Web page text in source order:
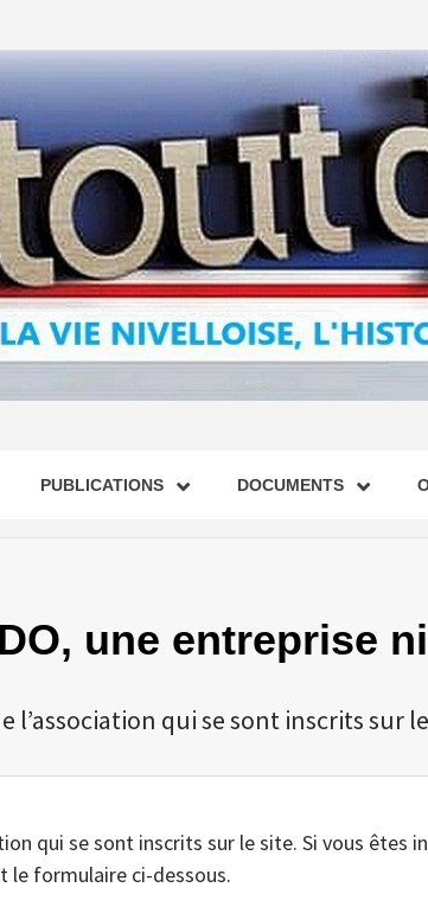
PUBLICATIONS DOCUMENTS
une entreprise
l’association qui se sont inscrits sur
qui se sont inscrits sur le site. Si vous êtes
le formulaire ci-dessous.